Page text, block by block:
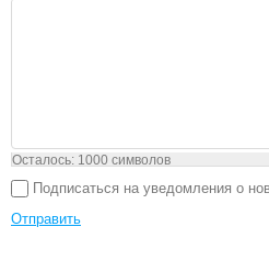
Осталось: 1000 символов
Подписаться на уведомления о
Отправить